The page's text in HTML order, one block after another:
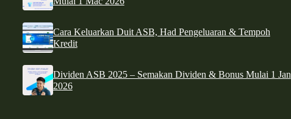
Cara Keluarkan Duit ASB, Had Pengeluaran & Tempoh
Kredit
Dividen ASB 2025 – Semakan Dividen & Bonus Mulai 1 Jan
2026